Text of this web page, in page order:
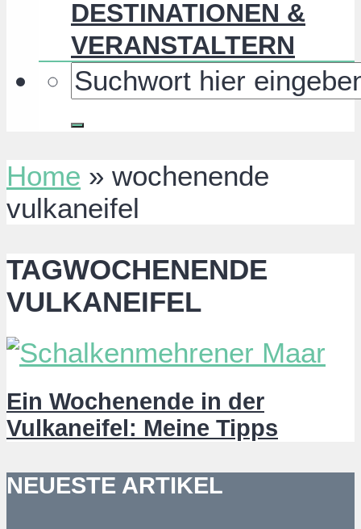
DESTINATIONEN &
VERANSTALTERN
Home » wochenende
vulkaneifel
TAGWOCHENENDE
VULKANEIFEL
Ein Wochenende in der
Vulkaneifel: Meine Tipps
NEUESTE ARTIKEL